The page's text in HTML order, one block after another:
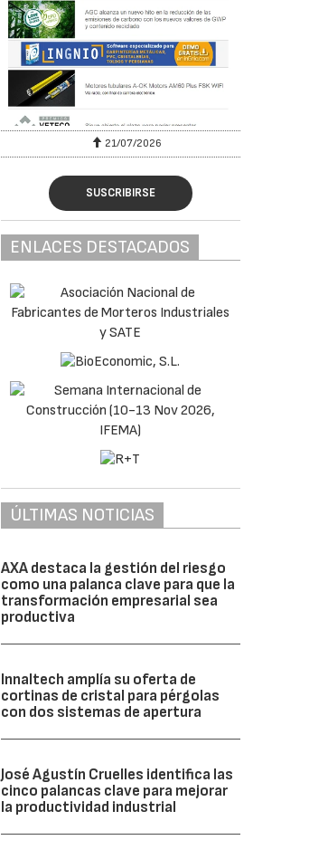
21/07/2026
SUSCRIBIRSE
ENLACES DESTACADOS
ÚLTIMAS NOTICIAS
AXA destaca la gestión del riesgo
como una palanca clave para que la
transformación empresarial sea
productiva
Innaltech amplía su oferta de
cortinas de cristal para pérgolas
con dos sistemas de apertura
José Agustín Cruelles identifica las
cinco palancas clave para mejorar
la productividad industrial